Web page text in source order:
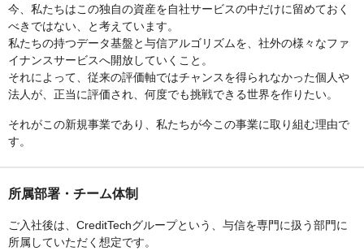
今、私たちはこの独自の資産を自社サービスの中だけに留めておく
べきではない、と考えています。
私たちの持つデータ基盤と与信アルゴリズムを、社外の様々なファ
イナンスサービスへ開放していくこと。
それによって、従来の評価軸ではチャンスを得られなかった個人や
法人が、正当に評価され、何度でも挑戦できる世界を作りたい。
それがこの新規事業であり、私たちが今この事業に取り組む理由で
す。
所属部署・チーム体制
ご入社後は、CreditTechグループという、与信を専門に扱う部門に
所属していただく想定です。